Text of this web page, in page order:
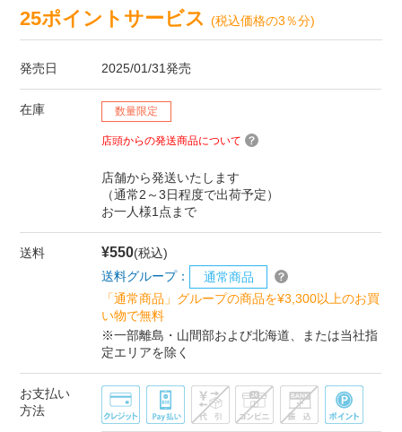
25ポイントサービス(税込価格の3％分)
発売日 2025/01/31発売
在庫 数量限定
店頭からの発送商品について
店舗から発送いたします
（通常2～3日程度で出荷予定）
お一人様1点まで
送料 ¥550(税込)
送料グループ：
通常商品
「通常商品」グループの商品を¥3,300以上のお買
い物で無料
※一部離島・山間部および北海道、または当社指
定エリアを除く
お支払い
方法